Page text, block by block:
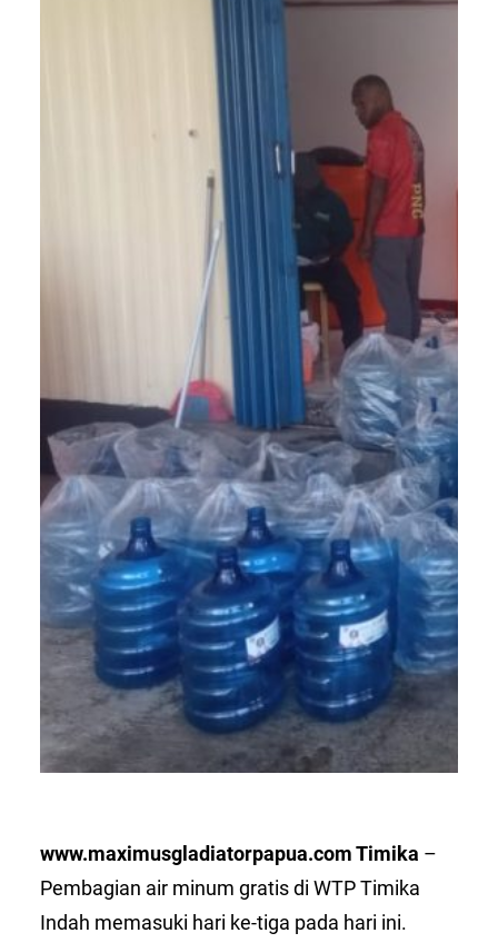
www.maximusgladiatorpapua.com Timika –
Pembagian air minum gratis di WTP Timika
Indah memasuki hari ke-tiga pada hari ini.